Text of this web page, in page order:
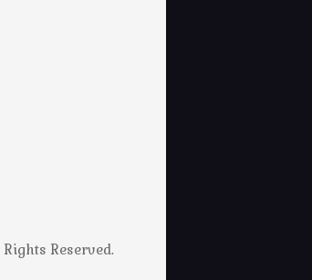
Reserved.